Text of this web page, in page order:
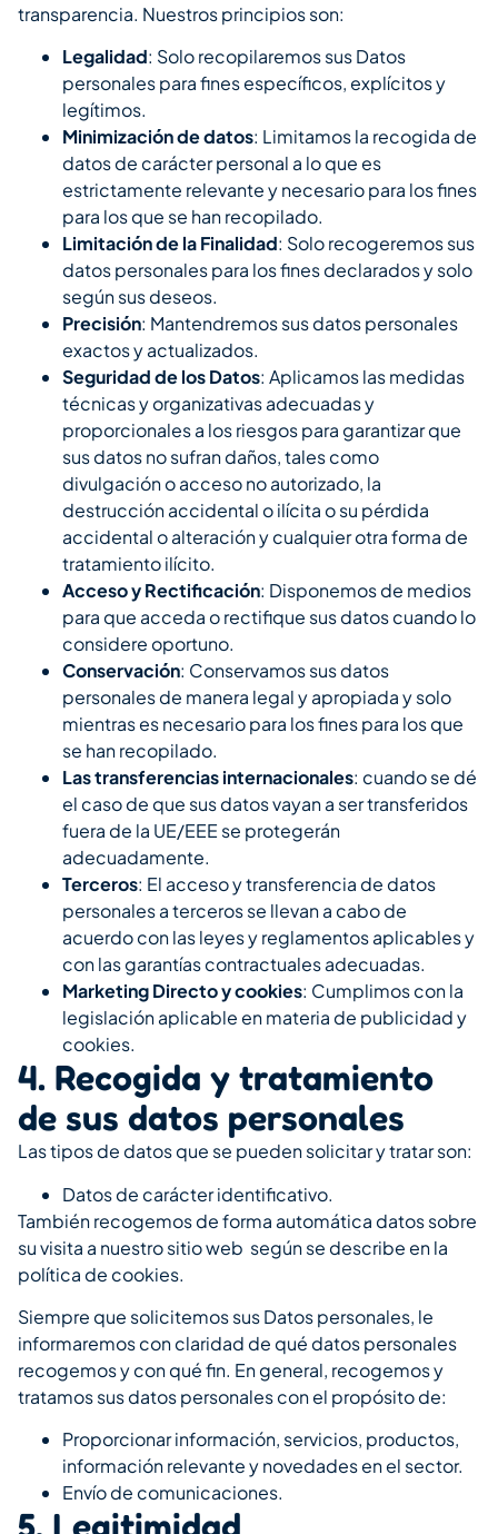
transparencia. Nuestros principios son:
Legalidad: Solo recopilaremos sus Datos
personales para fines específicos, explícitos y
legítimos.
Minimización de datos: Limitamos la recogida de
datos de carácter personal a lo que es
estrictamente relevante y necesario para los fines
para los que se han recopilado.
Limitación de la Finalidad: Solo recogeremos sus
datos personales para los fines declarados y solo
según sus deseos.
Precisión: Mantendremos sus datos personales
exactos y actualizados.
Seguridad de los Datos: Aplicamos las medidas
técnicas y organizativas adecuadas y
proporcionales a los riesgos para garantizar que
sus datos no sufran daños, tales como
divulgación o acceso no autorizado, la
destrucción accidental o ilícita o su pérdida
accidental o alteración y cualquier otra forma de
tratamiento ilícito.
Acceso y Rectificación: Disponemos de medios
para que acceda o rectifique sus datos cuando lo
considere oportuno.
Conservación: Conservamos sus datos
personales de manera legal y apropiada y solo
mientras es necesario para los fines para los que
se han recopilado.
Las transferencias internacionales: cuando se dé
el caso de que sus datos vayan a ser transferidos
fuera de la UE/EEE se protegerán
adecuadamente.
Terceros: El acceso y transferencia de datos
personales a terceros se llevan a cabo de
acuerdo con las leyes y reglamentos aplicables y
con las garantías contractuales adecuadas.
Marketing Directo y cookies: Cumplimos con la
legislación aplicable en materia de publicidad y
cookies.
4. Recogida y tratamiento
de sus datos personales
Las tipos de datos que se pueden solicitar y tratar son:
Datos de carácter identificativo.
También recogemos de forma automática datos sobre
su visita a nuestro sitio web según se describe en la
política de cookies.
Siempre que solicitemos sus Datos personales, le
informaremos con claridad de qué datos personales
recogemos y con qué fin. En general, recogemos y
tratamos sus datos personales con el propósito de:
Proporcionar información, servicios, productos,
información relevante y novedades en el sector.
Envío de comunicaciones.